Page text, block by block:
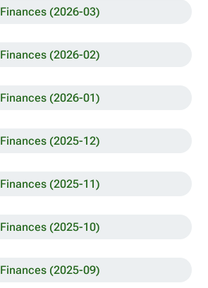
Finances (2026-03)
Finances (2026-02)
Finances (2026-01)
Finances (2025-12)
Finances (2025-11)
Finances (2025-10)
Finances (2025-09)